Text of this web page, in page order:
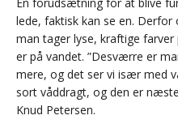
lede, faktisk kan se en.
man tager lyse, kraftige
er på vandet. ”Desværre er
mere, og det ser vi især med
sort våddragt, og den er
Knud Petersen.